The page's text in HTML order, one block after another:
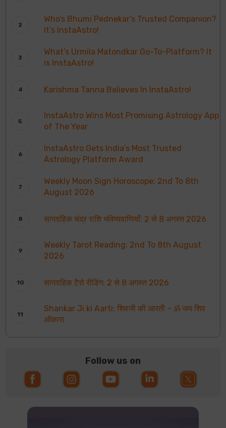
Who’s Bhumi Pednekar’s Trusted Companion?
It’s InstaAstro!
What’s Urmila Matondkar Go-To-Platform? It
is InstaAstro!
Karishma Tanna Believes In InstaAstro!
InstaAstro Wins Most Promising Astrology App
of The Year
InstaAstro Gets India’s Most Trusted
Astrology Platform Award
Weekly Moon Sign Horoscope: 2nd To 8th
August 2026
साप्ताहिक चंद्र राशि भविष्यवाणियाँ: 2 से 8 अगस्त 2026
Weekly Tarot Reading: 2nd To 8th August
2026
साप्ताहिक टैरो रीडिंग: 2 से 8 अगस्त 2026
Shankar Ji ki Aarti: शिवजी की आरती – ॐ जय शिव
ओंकारा
Follow us on